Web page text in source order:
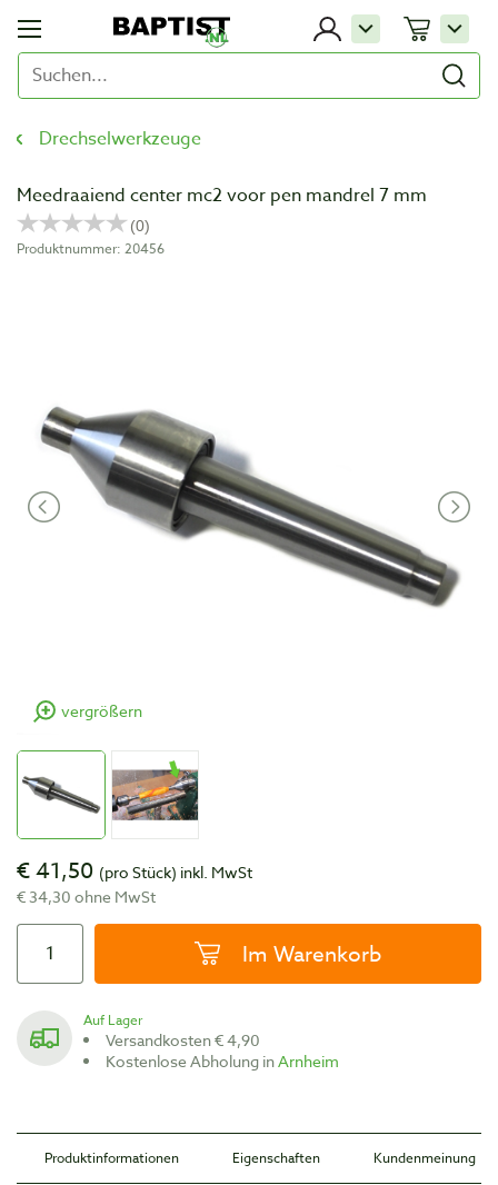
Drechselwerkzeuge
Meedraaiend center mc2 voor pen mandrel 7 mm
Produktnummer: 20456
vergrößern
€ 41,50 (pro Stück) inkl. MwSt
€ 34,30 ohne MwSt
Im Warenkorb
Auf Lager
Versandkosten € 4,90
Kostenlose Abholung inArnheim
Produktinformationen Eigenschaften Kundenmeinung